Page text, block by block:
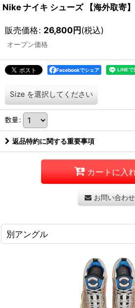
Nike ナイキ シューズ 【海外取寄】
販売価格: 26,800円(税込)
オープン価格
Facebookでシェア
Size を選択してください
数量:
返品特約に関する重要事項
カートに入
お問い合わせ
別アングル